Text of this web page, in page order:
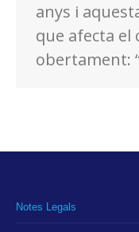
anys i
que afecta el
obertament:
Notes Legals